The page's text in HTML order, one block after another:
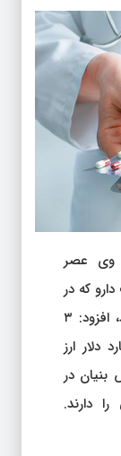
وی عصر
که در
محل پژوهشگاه صنایع غذایی برگزار شد، افزود: ۳
است که ۱.۲ میلیارد دلار ارز
در
دارند.